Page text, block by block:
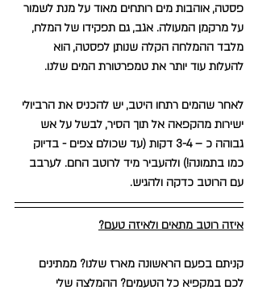
פסטה, אוהבות מים רותחים מאוד על מנת לשמור
על מרקמן המעולה. אגב, גם תפקידו של המלח,
מלבד ההמלחה הקלה שנותן לפסטה, הוא
להעלות עוד יותר את טמפרטורת המים שלנו.
לאחר שהמים רתחו היטב, יש להכניס את הרביולי
ישירות מהקפאה אל תוך הסיר, לבשל על אש
גבוהה כ – 3-4 דקות (עד שכולם צפים - בדיוק
כמו בתמונה!) ולהעביר מיד לרוטב החם. לערבב
עם הרוטב כדקה ולהגיש.
איזה רוטב מתאים ולאיזה טעם?
קניתם בפעם הראשונה מארז שלנו? ממתינים
לכם במקפיא כל הטעמים? ההמלצה שלי